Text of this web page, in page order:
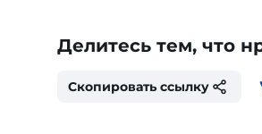
Делитесь тем, что
Скопировать ссылку